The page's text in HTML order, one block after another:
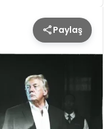
Paylaş